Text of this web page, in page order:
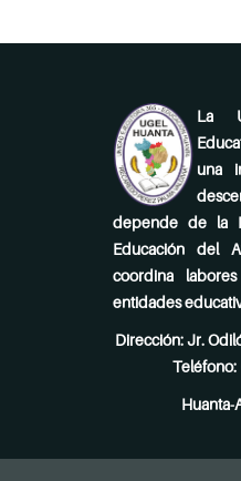
La
una
depende de la
Educación del
coordina
entidades
Dirección: Jr.
Teléfono:
Huanta-